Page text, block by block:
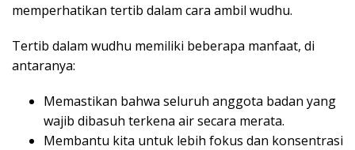
memperhatikan tertib dalam cara ambil wudhu.
Tertib dalam wudhu memiliki beberapa manfaat, di
antaranya:
Memastikan bahwa seluruh anggota badan yang
wajib dibasuh terkena air secara merata.
Membantu kita untuk lebih fokus dan konsentrasi